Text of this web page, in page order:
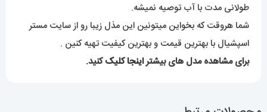
طولانی مدت با آب توصیه نمیشه.
شما هروقت که بخواین میتونین این مذل زیبا رو از سایت مستر
اسپشیال با بهترین قیمت و بهترین کیفیت تهیه کنین .
برای مشاهده مدل های بیشتراینجا کلیککنید.